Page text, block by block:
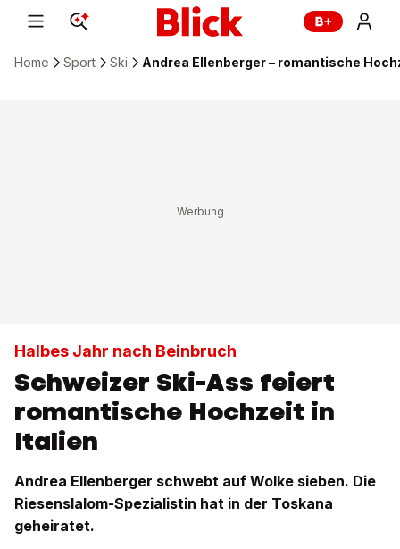
Home Sport Ski Andrea Ellenberger – romantische
Halbes Jahr nach Beinbruch
Schweizer Ski-Ass feiert
romantische Hochzeit in
Italien
Andrea Ellenberger schwebt auf Wolke sieben. Die
Riesenslalom-Spezialistin hat in der Toskana
geheiratet.